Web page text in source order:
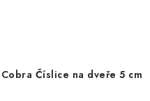
Cobra Číslice na dveře 5 cm